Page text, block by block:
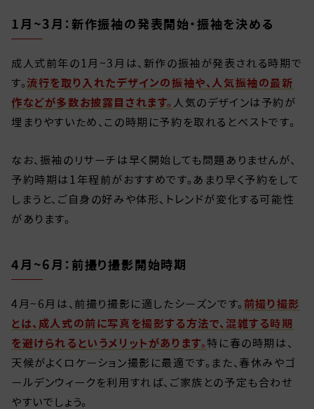
1月~3月：新作振袖の発表開始・振袖を決める
成人式前年の1月~3月は、新作の振袖が発表される時期で
す。 流行を取り入れたデザインの振袖や、人気振袖の最新
作などが多数お披露目されます。 人気のデザインは予約が
埋まりやすいため、この時期に予約を取れるとベストです。
なお、振袖のリサーチは早く開始しても問題ありませんが、
予約時期は1年程前がおすすめです。あまり早く予約をして
しまうと、ご自身の好みや体形、トレンドが変化する可能性
があります。
4月~6月：前撮り撮影開始時期
4月~6月は、前撮り撮影に適したシーズンです。 前撮り撮影
とは、成人式の前に写真を撮影する方法で、混雑する時期
を避けられるというメリットがあります。特に春の時期は、
天候がよくロケーション撮影に最適です。また、春休みやゴ
ールデンウィークを利用すれば、ご家族との予定も合わせ
やすいでしょう。